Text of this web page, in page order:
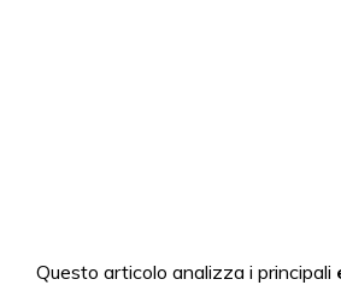
Questo articolo analizza i principali